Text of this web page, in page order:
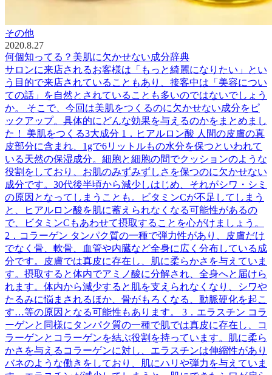
その他
2020.8.27
何個知ってる？美肌に欠かせない成分辞典
サロンに来店されるお客様は「もっと綺麗になりたい」とい
う目的で来店されていることもあり、接客中は「美容につい
ての話」を自然とされていることも多いのではないでしょう
か。 そこで、今回は美肌をつくるのに欠かせない成分をピ
ックアップ。具体的にどんな効果を与えるのかをまとめまし
た！ 美肌をつくる3大成分 1．ヒアルロン酸 人間の皮膚の真
皮部分に含まれ、1gで6リットルもの水分を保つといわれて
いる天然の保湿成分。細胞と細胞の間でクッションのような
役割をしており、お肌のみずみずしさを保つのに欠かせない
成分です。30代後半頃から減少しはじめ、それがシワ・シミ
の原因となってしまうことも。ビタミンCが不足してしまう
と、ヒアルロン酸を肌に蓄えられなくなる可能性があるの
で、ビタミンCもあわせて摂取することを心がけましょう。
2．コラーゲン タンパク質の一種で弾力性があり、皮膚だけ
でなく骨、軟骨、血管や内臓など全身に広く分布している成
分です。皮膚では真皮に存在し、肌に柔らかさを与えていま
す。摂取すると体内でアミノ酸に分解され、全身へと届けら
れます。体内から減少すると肌を支えられなくなり、シワや
たるみに悩まされるほか、骨がもろくなる、動脈硬化を起こ
す…等の原因となる可能性もあります。 3．エラスチン コラ
ーゲンと同様にタンパク質の一種で肌では真皮に存在し、コ
ラーゲンとコラーゲンを結ぶ役割を持っています。肌に柔ら
かさを与えるコラーゲンに対し、エラスチンは伸縮性があり
バネのような働きをしており、肌にハリや弾力を与えていま